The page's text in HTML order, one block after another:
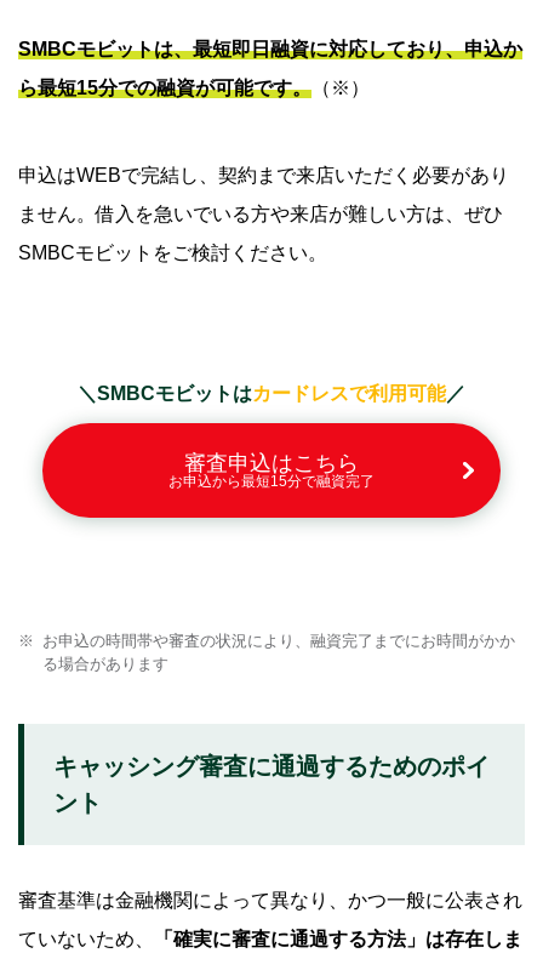
SMBCモビットは、最短即日融資に対応しており、申込か
ら最短15分での融資が可能です。 （※）
申込はWEBで完結し、契約まで来店いただく必要があり
ません。借入を急いでいる方や来店が難しい方は、ぜひ
SMBCモビットをご検討ください。
＼SMBCモビットはカードレスで利用可能／
審査申込はこちら
お申込から最短15分で融資完了
お申込の時間帯や審査の状況により、融資完了までにお時間がかか
る場合があります
キャッシング審査に通過するためのポイ
ント
審査基準は金融機関によって異なり、かつ一般に公表され
ていないため、
「確実に審査に通過する方法」は存在しま